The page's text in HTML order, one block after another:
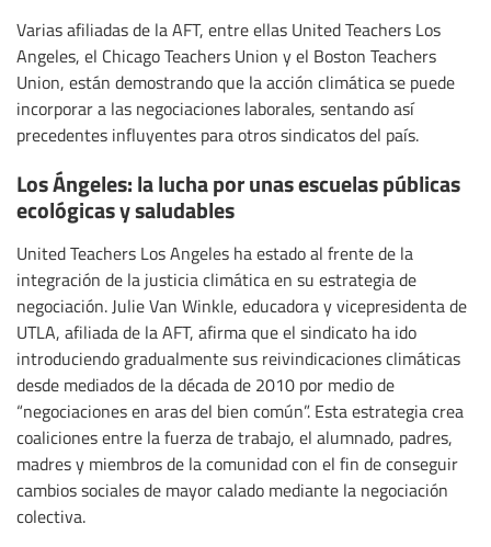
Varias afiliadas de la AFT, entre ellas United Teachers Los
Angeles, el Chicago Teachers Union y el Boston Teachers
Union, están demostrando que la acción climática se puede
incorporar a las negociaciones laborales, sentando así
precedentes influyentes para otros sindicatos del país.
Los Ángeles: la lucha por unas escuelas públicas
ecológicas y saludables
United Teachers Los Angeles ha estado al frente de la
integración de la justicia climática en su estrategia de
negociación. Julie Van Winkle, educadora y vicepresidenta de
UTLA, afiliada de la AFT, afirma que el sindicato ha ido
introduciendo gradualmente sus reivindicaciones climáticas
desde mediados de la década de 2010 por medio de
“negociaciones en aras del bien común”. Esta estrategia crea
coaliciones entre la fuerza de trabajo, el alumnado, padres,
madres y miembros de la comunidad con el fin de conseguir
cambios sociales de mayor calado mediante la negociación
colectiva.